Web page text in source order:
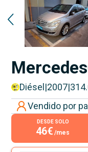
Mercedes
Diésel |2007|
Vendido por
DESDE SOLO
46€ /mes